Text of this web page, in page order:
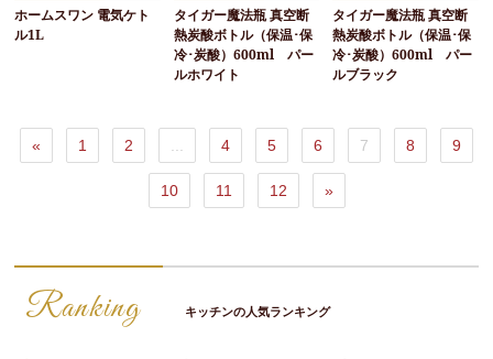
ホームスワン 電気ケト
ル1L
タイガー魔法瓶 真空断
熱炭酸ボトル（保温･保
冷･炭酸）600ml パー
ルホワイト
タイガー魔法瓶 真空断
熱炭酸ボトル（保温･保
冷･炭酸）600ml パー
ルブラック
« 1 2 4 5 6 7 8 9
10 11 12 »
Ranking キッチンの人気ランキング